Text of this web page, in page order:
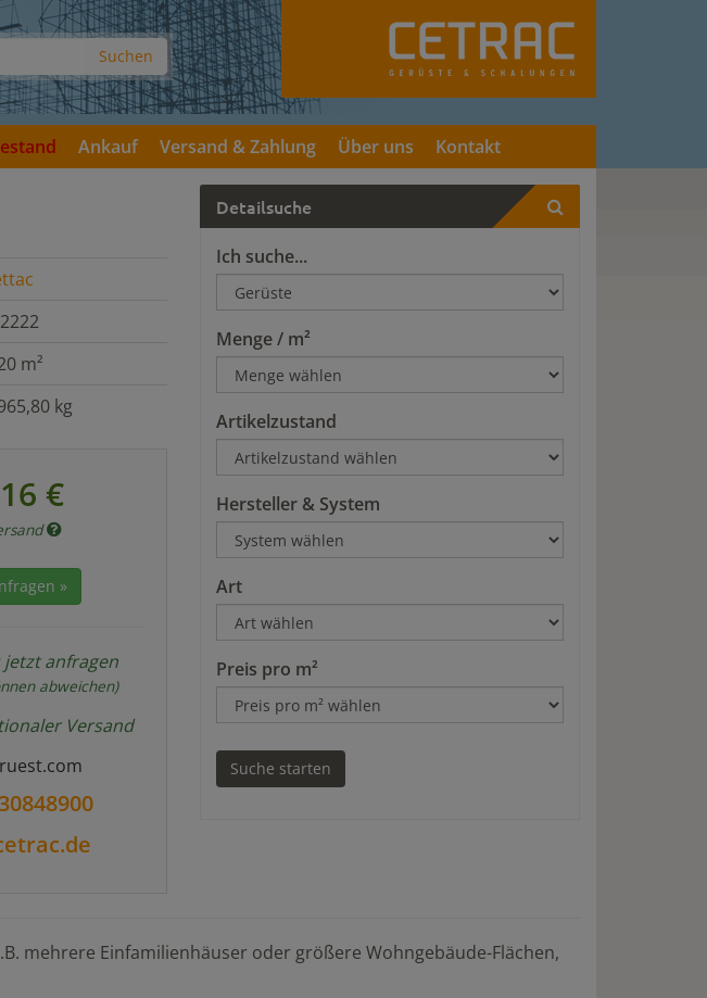
Ankauf Versand & Zahlung Über uns Kontakt
m²
kg
€
»
anfragen
abweichen)
Versand
Detailsuche
Ich suche...
Menge / m²
Artikelzustand
Hersteller & System
Art
Preis pro m²
mehrere Einfamilienhäuser oder größere Wohngebäude-Flächen,